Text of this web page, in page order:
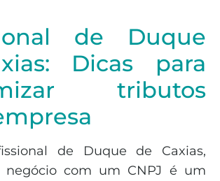
de Duque
Dicas para
tributos
de Duque de Caxias,
negócio com um CNPJ é um